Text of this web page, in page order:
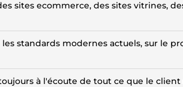
sites ecommerce, des sites vitrines,
standards modernes actuels, sur le
à l'écoute de tout ce que le